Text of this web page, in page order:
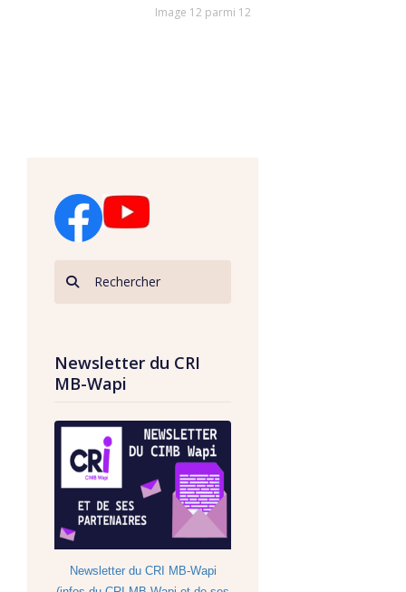
Image 12 parmi 12
Newsletter du CRI
MB-Wapi
Newsletter du CRI MB-Wapi